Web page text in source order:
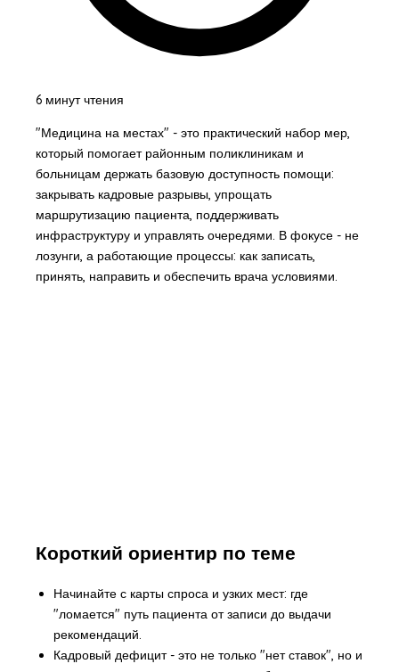
6 минут чтения
"Медицина на местах" - это практический набор мер,
который помогает районным поликлиникам и
больницам держать базовую доступность помощи:
закрывать кадровые разрывы, упрощать
маршрутизацию пациента, поддерживать
инфраструктуру и управлять очередями. В фокусе - не
лозунги, а работающие процессы: как записать,
принять, направить и обеспечить врача условиями.
Короткий ориентир по теме
Начинайте с карты спроса и узких мест: где
"ломается" путь пациента от записи до выдачи
рекомендаций.
Кадровый дефицит - это не только "нет ставок", но и